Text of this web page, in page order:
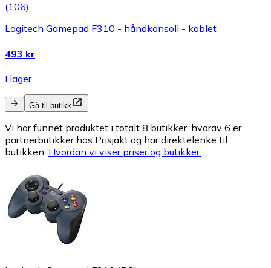
(106)
Logitech Gamepad F310 - håndkonsoll - kablet
493 kr
I lager
Gå til butikk
Vi har funnet produktet i totalt 8 butikker, hvorav 6 er
partnerbutikker hos Prisjakt og har direktelenke til
butikken. Hvordan vi viser priser og butikker.